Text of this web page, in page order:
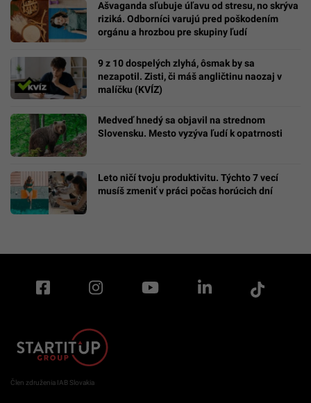
Ašvaganda sľubuje úľavu od stresu, no skrýva
riziká. Odborníci varujú pred poškodením
orgánu a hrozbou pre skupiny ľudí
9 z 10 dospelých zlyhá, ôsmak by sa
nezapotil. Zisti, či máš angličtinu naozaj v
malíčku (KVÍZ)
Medveď hnedý sa objavil na strednom
Slovensku. Mesto vyzýva ľudí k opatrnosti
Leto ničí tvoju produktivitu. Týchto 7 vecí
musíš zmeniť v práci počas horúcich dní
Člen združenia IAB Slovakia